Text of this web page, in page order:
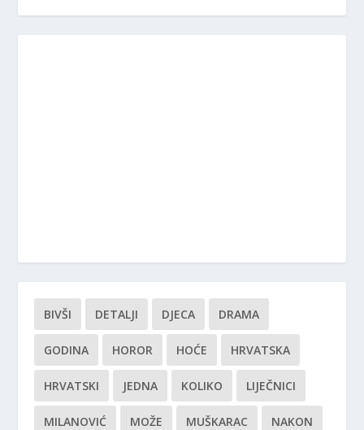
BIVŠI DETALJI DJECA DRAMA
GODINA HOROR HOĆE HRVATSKA
HRVATSKI JEDNA KOLIKO LIJEČNICI
MILANOVIĆ MOŽE MUŠKARAC NAKON